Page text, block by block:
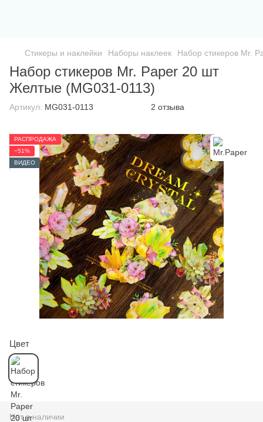
Стикеры и наклейки Наборы наклеек Набор стикеров Mr.
Набор стикеров Mr. Paper 20 шт
Желтые (MG031-0113)
Артикул: MG031-0113 2 отзыва
РАСПРОДАЖА
−51%
ВИДЕО
Цвет
Нет в наличии